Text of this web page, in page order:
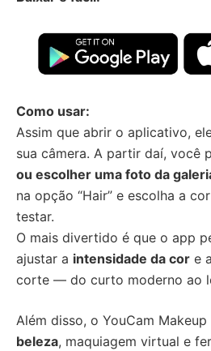
Como usar:
Assim que abrir o aplicativo,
sua câmera. A partir daí, você
ou escolher uma foto da
na opção “Hair” e escolha a
testar.
O mais divertido é que o app
ajustar a intensidade da cor e
corte — do curto moderno ao
Além disso, o YouCam
beleza, maquiagem virtual e